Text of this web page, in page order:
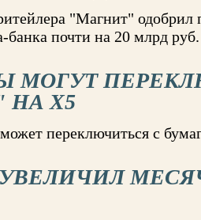
"Магнит" одобрил
почти на 20 млрд руб.
МОГУТ
НА Х5
переключиться с